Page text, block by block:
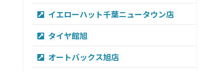
イエローハット千葉ニュータウン店
タイヤ館旭
オートバックス旭店